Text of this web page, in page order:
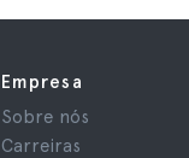
Empresa
Sobre nós
Carreiras